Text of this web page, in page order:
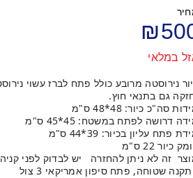
₪
במלאי
גם בתנאי חוץ.
סה"כ כיור: 48*48 ס"מ
דרושה לפתח במשטח: 45*45 ס"מ
פתח עליון בכיור: 39*44 ס"מ
כיור 22 ס"מ
זה לא ניתן להחזרה יש לבדוק לפני קניה
שטוחה, פתח סיפון אמריקאי 3 צול